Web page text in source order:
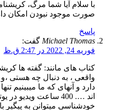
با سلام آیا شما مرگ،
صورت موجود نبودن امکان
پاسخ
Michael Thomas گفت:
فوریه 24, 2022 در 2:47 ق.ظ
کتاب های مانند: گفته ها
دارد و آنهای که ما میبینیم
اند …. 400 ساعت
خودشناسی میتوانن به پیگیر